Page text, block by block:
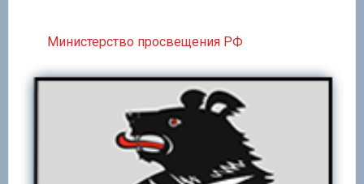
Министерство просвещения РФ